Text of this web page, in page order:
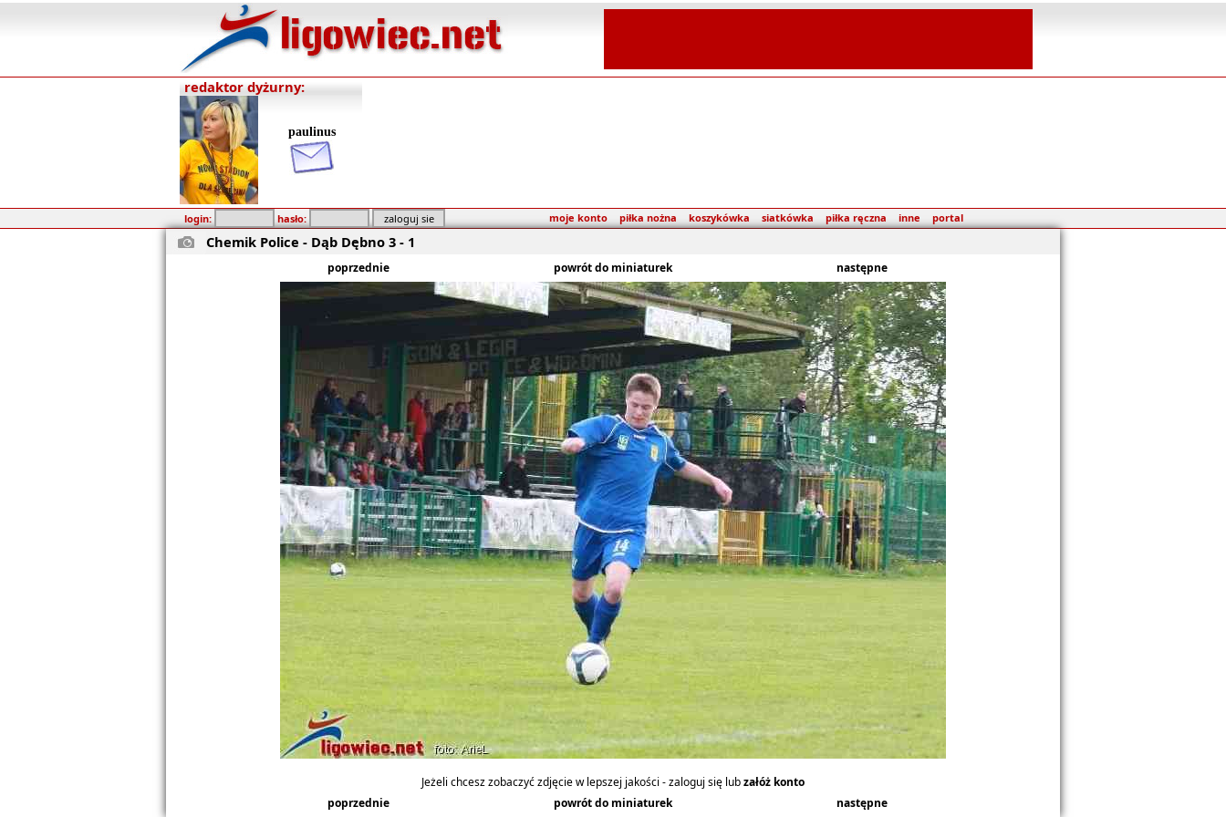
redaktor dyżurny:
paulinus
login: hasło: moje konto piłka nożna koszykówka siatkówka piłka ręczna inne portal
Chemik Police - Dąb Dębno 3 - 1
poprzednie powrót do miniaturek następne
Jeżeli chcesz zobaczyć zdjęcie w lepszej jakości - zaloguj się lubzałóż konto
poprzednie
powrót do miniaturek następne